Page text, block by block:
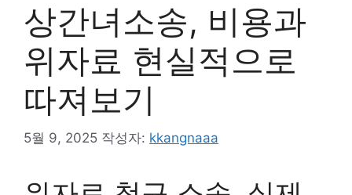
상간녀소송, 비용과
위자료 현실적으로
따져보기
5월 9, 2025 작성자: kkangnaaa